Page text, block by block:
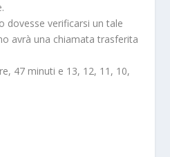
dovesse verificarsi un tale
avrà una chiamata trasferita
47 minuti e 13, 12, 11, 10,